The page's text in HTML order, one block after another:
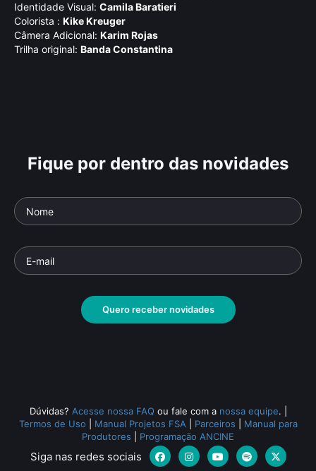
Identidade Visual: Camila Baratieri
Colorista : Kike Kreuger
Câmera Adicional: Karim Rojas
Trilha original: Banda Constantina
Fique por dentro das novidades
Quero receber novidades
Dúvidas? Acesse nossa FAQ ou fale com a nossa equipe.
Termos de Uso
Manual Projetos FSA Parceiros
Manual para
Produtores
Programação ANCINE
Siga nas redes sociais